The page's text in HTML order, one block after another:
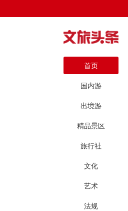
首页
国内游
出境游
精品景区
旅行社
文化
艺术
法规